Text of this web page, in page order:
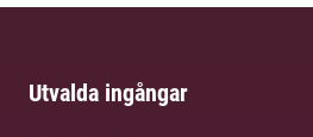
Utvalda ingångar